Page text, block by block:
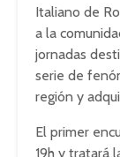
Italiano de
a la
jornadas
serie de
región y
El primer
19h y tratará